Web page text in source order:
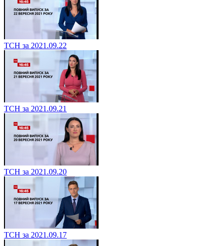
ТСН за 2021.09.22
ТСН за 2021.09.21
ТСН за 2021.09.20
ТСН за 2021.09.17